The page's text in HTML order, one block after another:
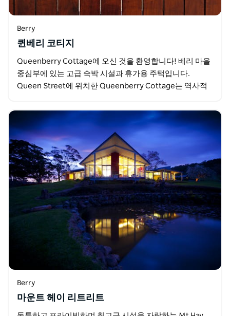
Berry
퀸베리 코티지
Queenberry Cottage에 오신 것을 환영합니다! 베리 마을
중심부에 있는 고급 숙박 시설과 휴가용 주택입니다.
Queen Street에 위치한 Queenberry Cottage는 역사적
Berry
마운트 헤이 리트리트